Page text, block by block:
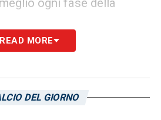
ogni fase della
a questa battaglia, i
che evoca le
READ MORE
DEL GIORNO